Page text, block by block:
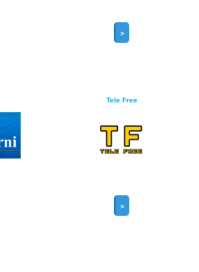
>
Tele Free
>